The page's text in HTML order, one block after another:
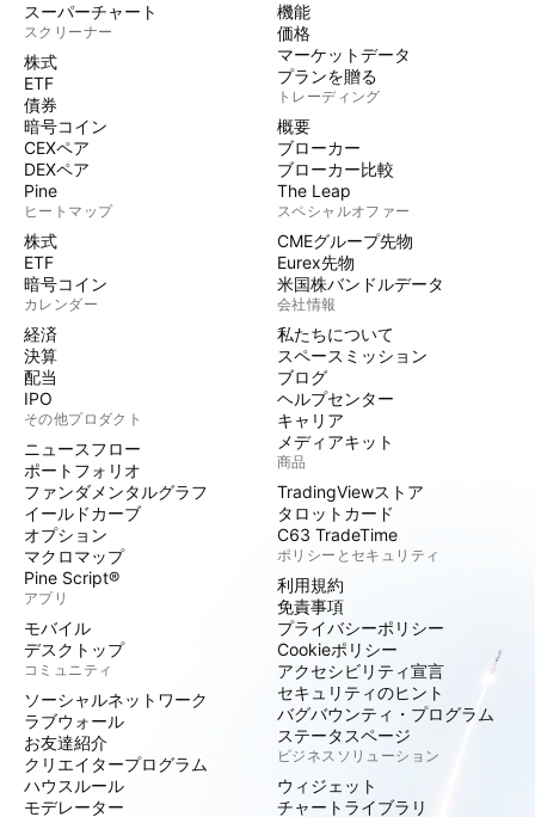
スーパーチャート
スクリーナー
株式
ETF
債券
暗号コイン
CEXペア
DEXペア
Pine
ヒートマップ
株式
ETF
暗号コイン
カレンダー
経済
決算
配当
IPO
その他プロダクト
ニュースフロー
ポートフォリオ
ファンダメンタルグラフ
イールドカーブ
オプション
マクロマップ
Pine Script®
アプリ
モバイル
デスクトップ
コミュニティ
ソーシャルネットワーク
ラブウォール
お友達紹介
クリエイタープログラム
ハウスルール
モデレーター
機能
価格
マーケットデータ
プランを贈る
トレーディング
概要
ブローカー
ブローカー比較
The Leap
スペシャルオファー
CMEグループ先物
Eurex先物
米国株バンドルデータ
会社情報
私たちについて
スペースミッション
ブログ
ヘルプセンター
キャリア
メディアキット
商品
TradingViewストア
タロットカード
C63 TradeTime
ポリシーとセキュリティ
利用規約
免責事項
プライバシーポリシー
Cookieポリシー
アクセシビリティ宣言
セキュリティのヒント
バグバウンティ・プログラム
ステータスページ
ビジネスソリューション
ウィジェット
チャートライブラリ